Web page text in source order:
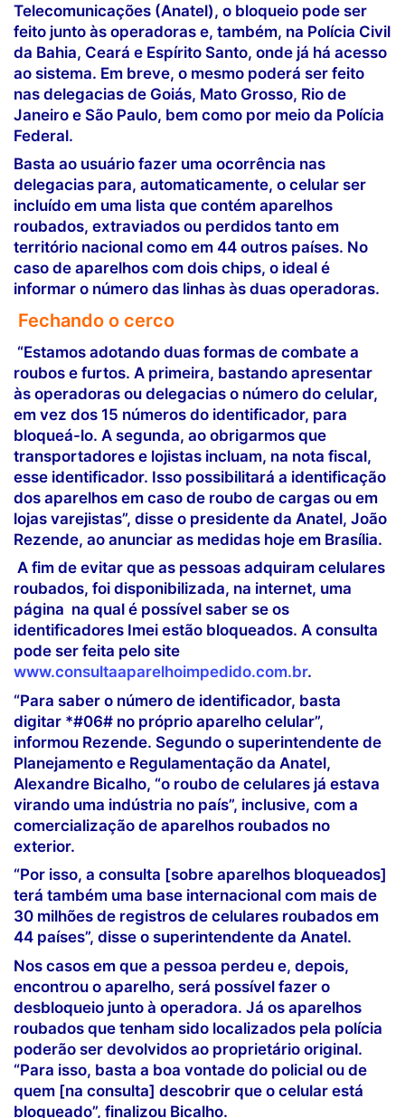
Telecomunicações (Anatel), o bloqueio pode ser
feito junto às operadoras e, também, na Polícia Civil
da Bahia, Ceará e Espírito Santo, onde já há acesso
ao sistema. Em breve, o mesmo poderá ser feito
nas delegacias de Goiás, Mato Grosso, Rio de
Janeiro e São Paulo, bem como por meio da Polícia
Federal.
Basta ao usuário fazer uma ocorrência nas
delegacias para, automaticamente, o celular ser
incluído em uma lista que contém aparelhos
roubados, extraviados ou perdidos tanto em
território nacional como em 44 outros países. No
caso de aparelhos com dois chips, o ideal é
informar o número das linhas às duas operadoras.
Fechando o cerco
“Estamos adotando duas formas de combate a
roubos e furtos. A primeira, bastando apresentar
às operadoras ou delegacias o número do celular,
em vez dos 15 números do identificador, para
bloqueá-lo. A segunda, ao obrigarmos que
transportadores e lojistas incluam, na nota fiscal,
esse identificador. Isso possibilitará a identificação
dos aparelhos em caso de roubo de cargas ou em
lojas varejistas”, disse o presidente da Anatel, João
Rezende, ao anunciar as medidas hoje em Brasília.
A fim de evitar que as pessoas adquiram celulares
roubados, foi disponibilizada, na internet, uma
página na qual é possível saber se os
identificadores Imei estão bloqueados. A consulta
pode ser feita pelo site
www.consultaaparelhoimpedido.com.br.
“Para saber o número de identificador, basta
digitar *#06# no próprio aparelho celular”,
informou Rezende. Segundo o superintendente de
Planejamento e Regulamentação da Anatel,
Alexandre Bicalho, “o roubo de celulares já estava
virando uma indústria no país”, inclusive, com a
comercialização de aparelhos roubados no
exterior.
“Por isso, a consulta [sobre aparelhos bloqueados]
terá também uma base internacional com mais de
30 milhões de registros de celulares roubados em
44 países”, disse o superintendente da Anatel.
Nos casos em que a pessoa perdeu e, depois,
encontrou o aparelho, será possível fazer o
desbloqueio junto à operadora. Já os aparelhos
roubados que tenham sido localizados pela polícia
poderão ser devolvidos ao proprietário original.
“Para isso, basta a boa vontade do policial ou de
quem [na consulta] descobrir que o celular está
bloqueado”, finalizou Bicalho.